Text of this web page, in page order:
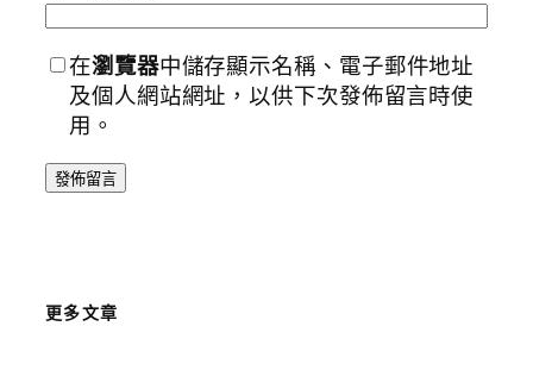
在瀏覽器中儲存顯示名稱、電子郵件地址
及個人網站網址，以供下次發佈留言時使
用。
更多文章